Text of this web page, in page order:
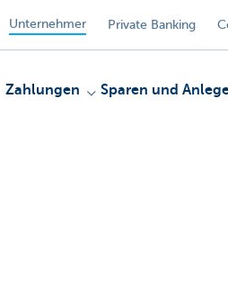
Unternehmer Private Banking
Zahlungen Sparen und